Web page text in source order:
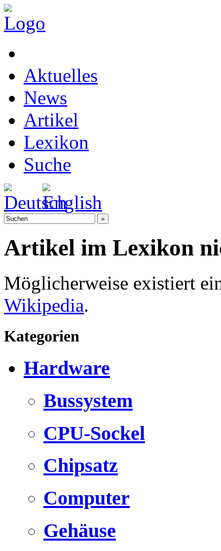
Aktuelles
News
Artikel
Lexikon
Suche
Artikel im Lexikon
Möglicherweise existiert
Wikipedia.
Kategorien
Hardware
Bussystem
CPU-Sockel
Chipsatz
Computer
Gehäuse